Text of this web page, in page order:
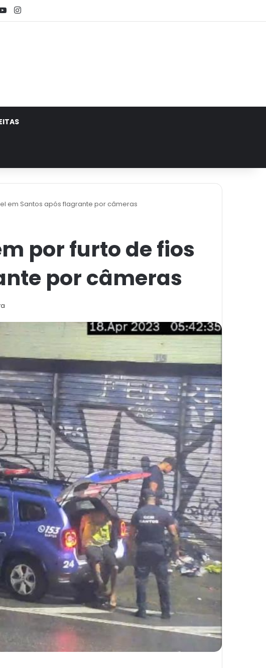
YouTubeInstagram
em Santos após flagrante por câmeras
por furto de fios
por câmeras